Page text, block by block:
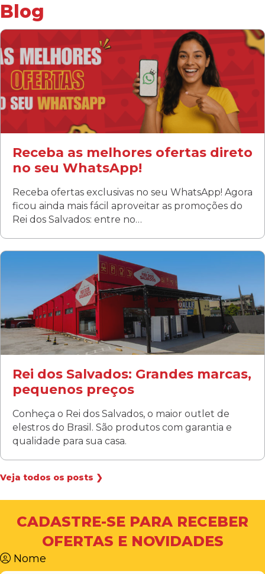
Fanny
Rua Albino Beatriz, 100 - Fanny, Curitiba –PR
Segunda a sábado: 09h00 às 19h00
Domingo: FECHADA
ÚLTIMOS DIAS DE LIQUIDAÇÃO!
(41) 3411-1754
(41) 99249-4620
Blog
Receba as melhores ofertas direto
no seu WhatsApp!
Receba ofertas exclusivas no seu WhatsApp! Agora
ficou ainda mais fácil aproveitar as promoções do
Rei dos Salvados: entre no…
Rei dos Salvados: Grandes marcas,
pequenos preços
Conheça o Rei dos Salvados, o maior outlet de
elestros do Brasil. São produtos com garantia e
qualidade para sua casa.
Veja todos os posts ❯
CADASTRE-SE PARA RECEBER
OFERTAS E NOVIDADES
Nome